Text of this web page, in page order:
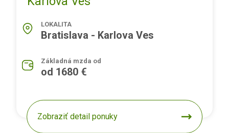
LOKALITA
Bratislava - Karlova Ves
Základná mzda od
od 1680 €
Zobraziť detail ponuky